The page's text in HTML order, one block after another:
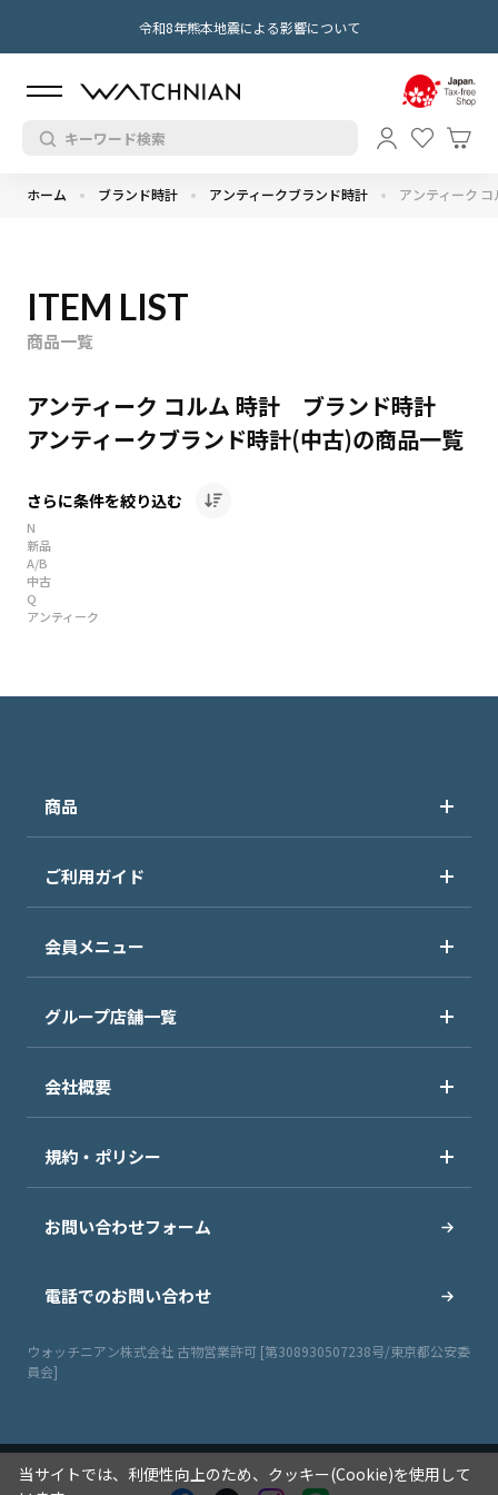
令和8年熊本地震による影響について
ホーム ブランド時計 アンティークブランド時計 アンティーク コ
ITEM LIST
商品一覧
アンティーク コルム 時計 ブランド時計
アンティークブランド時計(中古)の商品一覧
さらに条件を絞り込む
N
新品
A/B
中古
Q
アンティーク
商品
ご利用ガイド
会員メニュー
グループ店舗一覧
会社概要
規約・ポリシー
お問い合わせフォーム
電話でのお問い合わせ
ウォッチニアン株式会社 古物営業許可 [第308930507238号/東京都公安委
員会]
当サイトでは、利便性向上のため、クッキー(Cookie)を使用して